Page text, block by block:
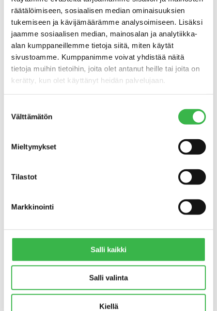
räätälöimiseen, sosiaalisen median ominaisuuksien
tukemiseen ja kävijämäärämme analysoimiseen. Lisäksi
jaamme sosiaalisen median, mainosalan ja analytiikka-
alan kumppaneillemme tietoja siitä, miten käytät
sivustoamme. Kumppanimme voivat yhdistää näitä
tietoja muihin tietoihin, joita olet antanut heille tai joita on
kerätty, kun olet käyttänyt heidän palvelujaan.
valinta
Välttämätön
Mieltymykset
Tilastot
Markkinointi
Salli kaikki
Salli valinta
Kiellä
Pro Luomun koordinoimassa
seminaarissa luomun näkymiä luotaavat
myös jalostavan teollisuuden ja kaupan
edustajat. Lisäksi kuullaan
luomutuottajien kokemuksista ja
luomuneuvonnan ja -valvonnan
asiantuntijoiden puheenvuoroja.
infopisteisiin osallistujat voivat tutustua.
Sikses parasta – aitoja makuja
ry:n sekä ProAgria Satakunnan
tukee maa- ja metsätalousministeriön
löytyytäältä.
asiantuntijaAnita
Karppinen/Pyhäjärvi-instituutti, puh.
/Pro Luomu ry, puh. 040 581
9252